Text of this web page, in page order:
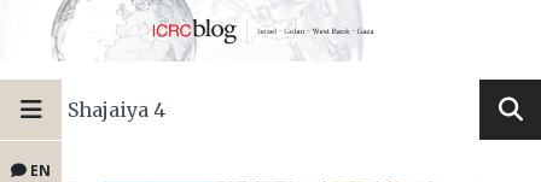
EN
Shajaiya 4